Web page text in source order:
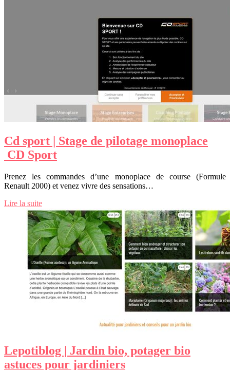
Cd sport | Stage de pilotage monoplace
CD Sport
Prenez les commandes d’une monoplace de course (Formule
Renault 2000) et venez vivre des sensations…
Lire la suite
Lepotiblog | Jardin bio, potager bio
astuces pour jardiniers